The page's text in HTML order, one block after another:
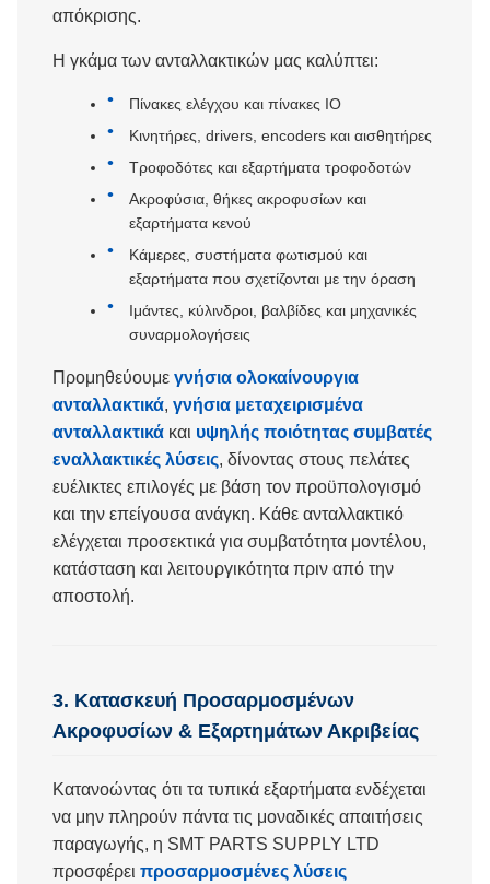
απόκρισης.
Η γκάμα των ανταλλακτικών μας καλύπτει:
Πίνακες ελέγχου και πίνακες IO
Κινητήρες, drivers, encoders και αισθητήρες
Τροφοδότες και εξαρτήματα τροφοδοτών
Ακροφύσια, θήκες ακροφυσίων και
εξαρτήματα κενού
Κάμερες, συστήματα φωτισμού και
εξαρτήματα που σχετίζονται με την όραση
Ιμάντες, κύλινδροι, βαλβίδες και μηχανικές
συναρμολογήσεις
Προμηθεύουμε γνήσια ολοκαίνουργια
ανταλλακτικά, γνήσια μεταχειρισμένα
ανταλλακτικά και υψηλής ποιότητας συμβατές
εναλλακτικές λύσεις, δίνοντας στους πελάτες
ευέλικτες επιλογές με βάση τον προϋπολογισμό
και την επείγουσα ανάγκη. Κάθε ανταλλακτικό
ελέγχεται προσεκτικά για συμβατότητα μοντέλου,
κατάσταση και λειτουργικότητα πριν από την
αποστολή.
3. Κατασκευή Προσαρμοσμένων
Ακροφυσίων & Εξαρτημάτων Ακριβείας
Κατανοώντας ότι τα τυπικά εξαρτήματα ενδέχεται
να μην πληρούν πάντα τις μοναδικές απαιτήσεις
παραγωγής, η SMT PARTS SUPPLY LTD
προσφέρει προσαρμοσμένες λύσεις